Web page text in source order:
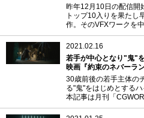
昨年12月10日の配信開
トップ10入りを果たし
作。そのVFXワークを中
2021.02.16
若手が中心となり"鬼"
映画『約束のネバーラン
30歳前後の若手主体の
る"鬼"をはじめとする
本記事は月刊「